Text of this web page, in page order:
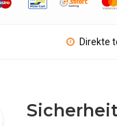
Direkte